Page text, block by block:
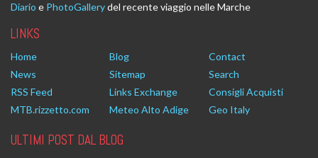
Diario e PhotoGallerydel recente viaggio nelle Marche
LINKS
Home Blog
Contact
News
Sitemap
Search
RSS Feed
Links Exchange
Consigli Acquisti
MTB.rizzetto.com
Meteo Alto Adige Geo Italy
ULTIMI POST DAL BLOG